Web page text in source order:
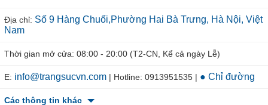
Địa chỉ: Số 9 Hàng Chuối,Phường Hai Bà Trưng, Hà Nội, Việt
Nam
Thời gian mở cửa: 08:00 - 20:00 (T2-CN, Kể cả ngày Lễ)
E: info@trangsucvn.com | Hotline: 0913951535 | ● Chỉ đường
Các thông tin khác